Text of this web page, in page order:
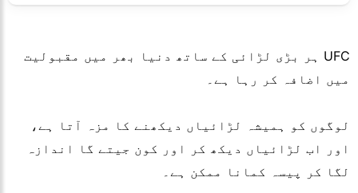
UFC ہر بڑی لڑائی کے ساتھ دنیا بھر میں مقبولیت
میں اضافہ کر رہا ہے۔
لوگوں کو ہمیشہ لڑائیاں دیکھنے کا مزہ آتا ہے،
اور اب لڑائیاں دیکھ کر اور کون جیتے گا اندازہ
لگا کر پیسہ کمانا ممکن ہے۔